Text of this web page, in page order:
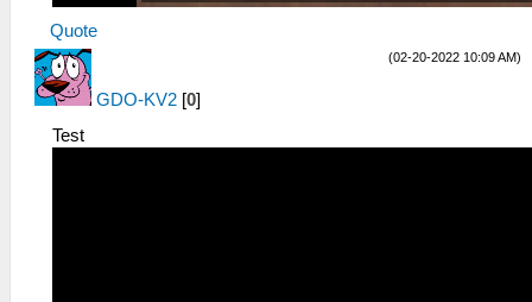
Quote
(02-20-2022 10:09 AM)
GDO-KV2 [0]
Test